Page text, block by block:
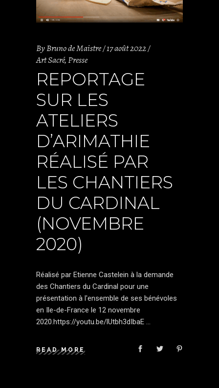
ByBruno de Maistre 17 août 2022
Art Sacré,Presse
REPORTAGE
SUR LES
ATELIERS
D’ARIMATHIE
RÉALISÉ PAR
LES CHANTIERS
DU CARDINAL
(NOVEMBRE
2020)
Réalisé par Etienne Castelein à la demande
des Chantiers du Cardinal pour une
présentation à l'ensemble de ses bénévoles
en Ile-de-France le 12 novembre
2020.https://youtu.be/lUtbh3dIbaE
READ MORE